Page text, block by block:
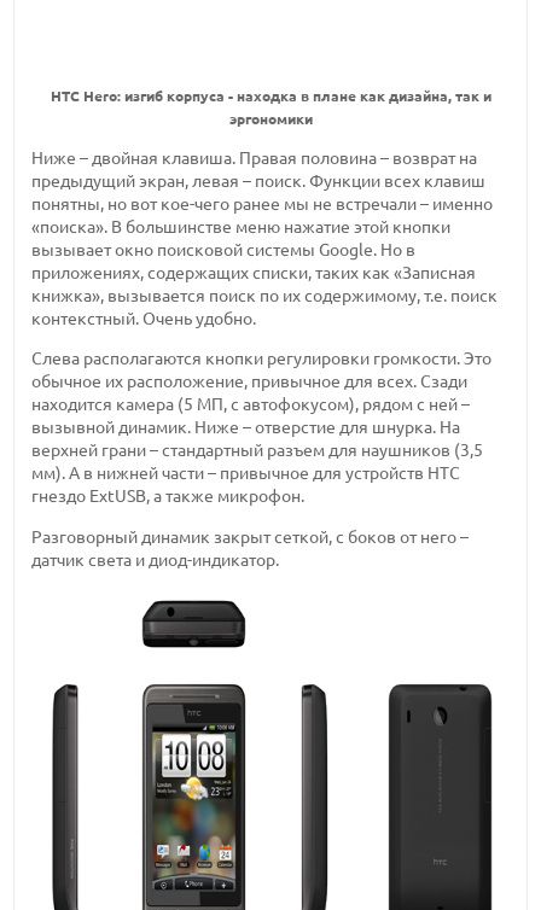
HTC Hero: изгиб корпуса - находка в плане как дизайна, так и
эргономики
Ниже – двойная клавиша. Правая половина – возврат на
предыдущий экран, левая – поиск. Функции всех клавиш
понятны, но вот кое-чего ранее мы не встречали – именно
«поиска». В большинстве меню нажатие этой кнопки
вызывает окно поисковой системы Google. Но в
приложениях, содержащих списки, таких как «Записная
книжка», вызывается поиск по их содержимому, т.е. поиск
контекстный. Очень удобно.
Слева располагаются кнопки регулировки громкости. Это
обычное их расположение, привычное для всех. Сзади
находится камера (5 МП, с автофокусом), рядом с ней –
вызывной динамик. Ниже – отверстие для шнурка. На
верхней грани – стандартный разъем для наушников (3,5
мм). А в нижней части – привычное для устройств HTC
гнездо ExtUSB, а также микрофон.
Разговорный динамик закрыт сеткой, с боков от него –
датчик света и диод-индикатор.